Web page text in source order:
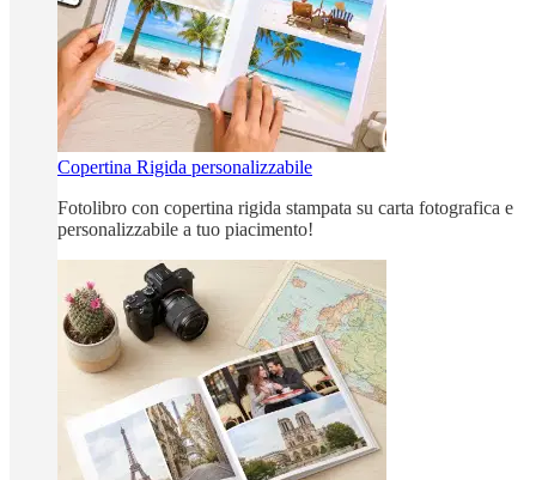
Copertina Rigida personalizzabile
Fotolibro con copertina rigida stampata su carta fotografica e
personalizzabile a tuo piacimento!